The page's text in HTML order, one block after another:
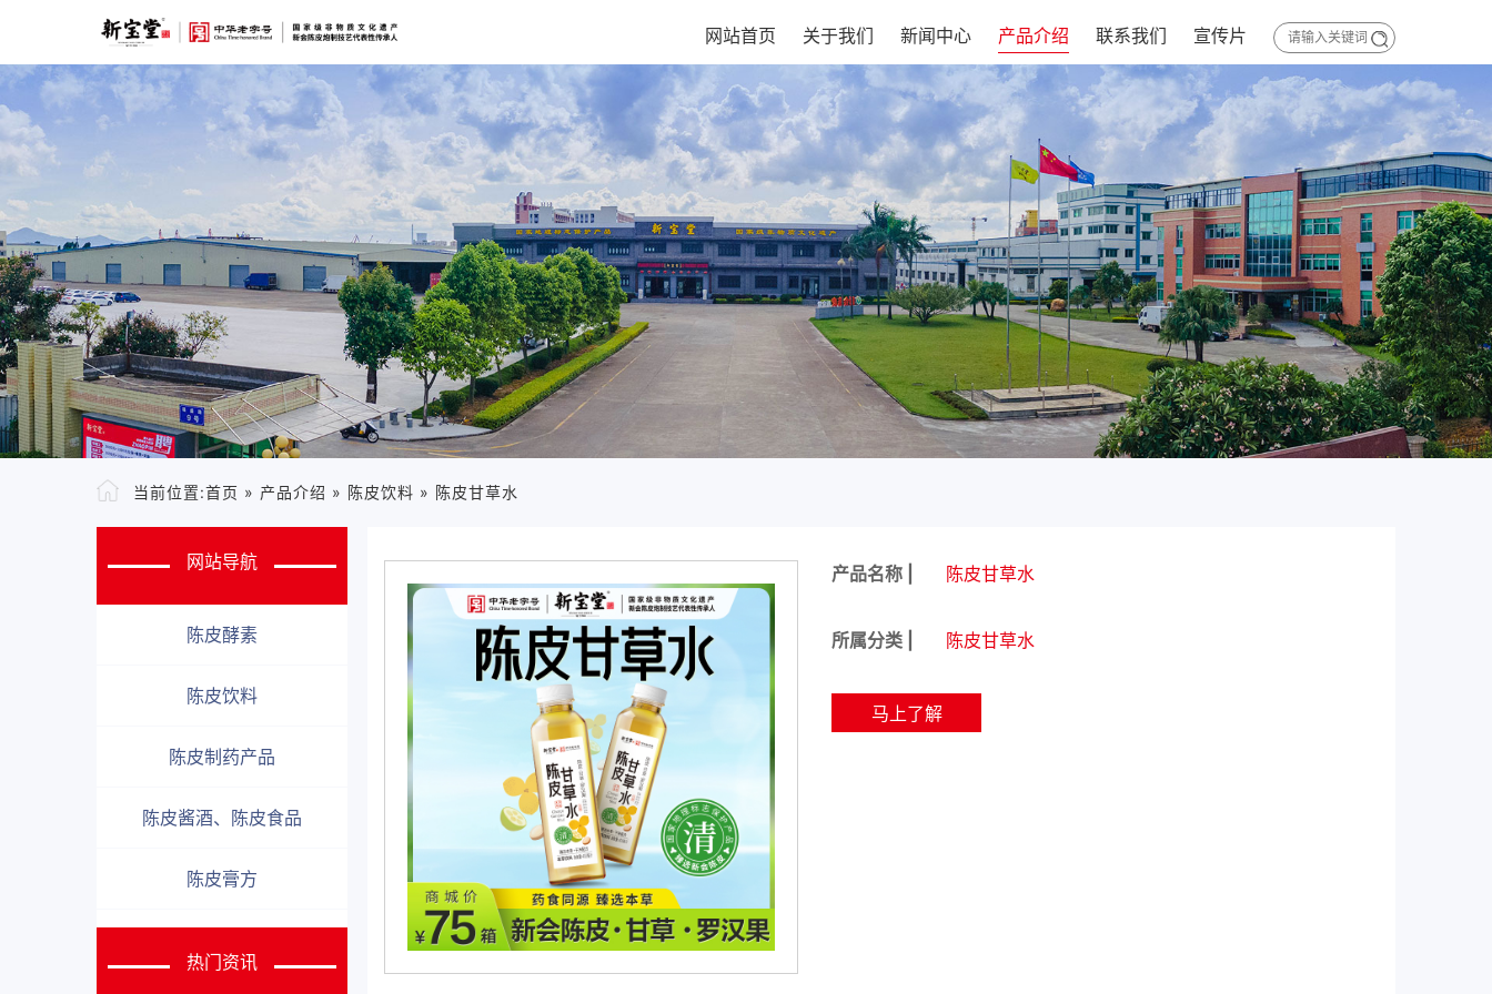
网站首页 关于我们 新闻中心 产品介绍 联系我们 宣传片
当前位置:首页 » 产品介绍 » 陈皮饮料 » 陈皮甘草水
网站导航
陈皮酵素
陈皮饮料
陈皮制药产品
陈皮酱酒、陈皮食品
陈皮膏方
热门资讯
产品名称 | 陈皮甘草水
所属分类 | 陈皮甘草水
马上了解